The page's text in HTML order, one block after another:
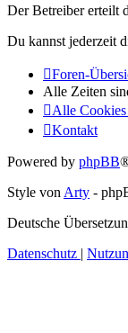
Der Betreiber erteilt
Du kannst jederzeit
Foren-
Alle Zeiten
Alle Cookies
Kontakt
Powered by phpBB
Style vonArty -
Deutsche
Datenschutz |